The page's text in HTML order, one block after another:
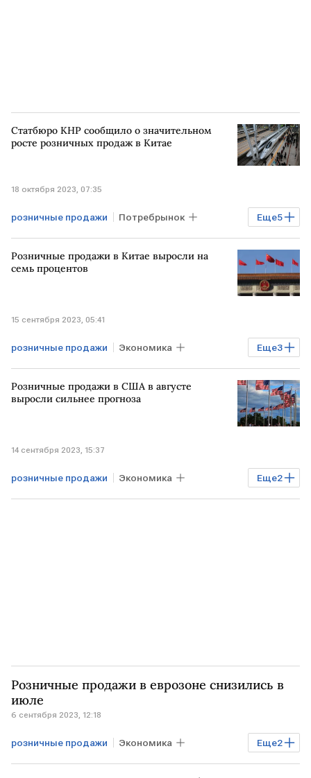
Статбюро КНР сообщило о значительном
росте розничных продаж в Китае
18 октября 2023, 07:35
Еще5
розничные продажи Потребрынок
Бизнес Экономика
Мировая экономика
Розничные продажи в Китае выросли на
семь процентов
15 сентября 2023, 05:41
Еще3
розничные продажи Экономика
Мировая экономика рост КИТАЙ
Розничные продажи в США в августе
выросли сильнее прогноза
14 сентября 2023, 15:37
Еще2
розничные продажи Экономика
Мировая экономика США
Розничные продажи в еврозоне снизились в
июле
6 сентября 2023, 12:18
Еще2
розничные продажи Экономика
ЕВРОЗОНА Евростат